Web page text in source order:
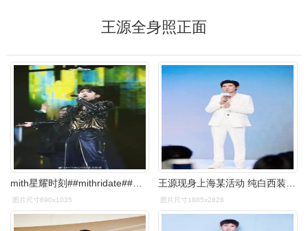
王源全身照正面
图片尺寸690x1035 图片尺寸1885x2828